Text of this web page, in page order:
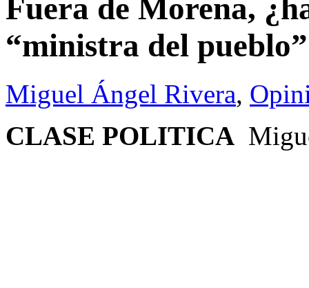
Fuera de Morena,
“ministra del
Miguel Ángel Rivera,
CLASE POLITICA